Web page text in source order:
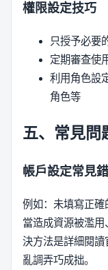
權限設定技巧
只授予必要
定期審查使
利用角色設
角色等
五、常見問
帳戶設定常見
例如：未填寫正
當造成資源被濫
決方法是詳細閱
亂調弄巧成拙。